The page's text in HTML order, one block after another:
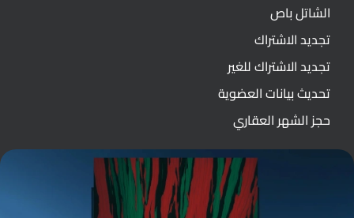
الشاتل باص
تجديد الاشتراك
تجديد الاشتراك للغير
تحديث بيانات العضوية
حجز الشهر العقاري